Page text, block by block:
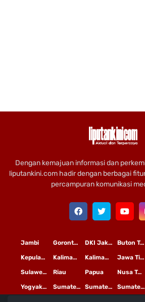
Dengan kemajuan informasi dan
liputankini.com hadir dengan berbagai
percampuran komunikasi
Buton Tengah
DKI Jakarta
Gorontalo
Jambi
Jawa Timur
Kalimantan Tengah
Kalimantan Timur
Kepulauan Riau
Nusa Tenggara Timur
Papua
Riau
Sulawesi Selatan
Sumatera Barat
Sumatera Selatan
Sumatera Utara
Yogyakarta